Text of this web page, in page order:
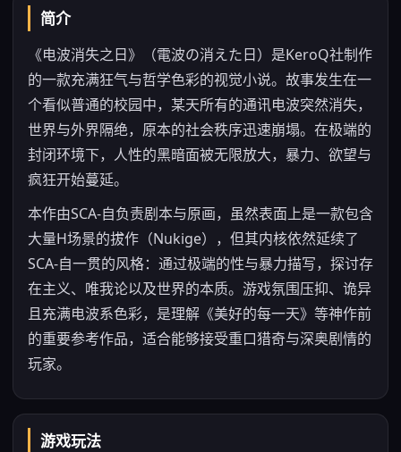
简介
《电波消失之日》（電波の消えた日）是KeroQ社制作
的一款充满狂气与哲学色彩的视觉小说。故事发生在一
个看似普通的校园中，某天所有的通讯电波突然消失，
世界与外界隔绝，原本的社会秩序迅速崩塌。在极端的
封闭环境下，人性的黑暗面被无限放大，暴力、欲望与
疯狂开始蔓延。
本作由SCA-自负责剧本与原画，虽然表面上是一款包含
大量H场景的拔作（Nukige），但其内核依然延续了
SCA-自一贯的风格：通过极端的性与暴力描写，探讨存
在主义、唯我论以及世界的本质。游戏氛围压抑、诡异
且充满电波系色彩，是理解《美好的每一天》等神作前
的重要参考作品，适合能够接受重口猎奇与深奥剧情的
玩家。
游戏玩法